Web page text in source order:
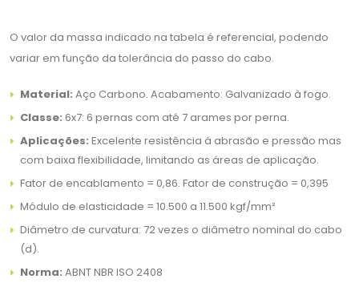
O valor da massa indicado na tabela é referencial, podendo
variar em função da tolerância do passo do cabo.
Material: Aço Carbono. Acabamento: Galvanizado à fogo.
Classe: 6x7: 6 pernas com até 7 arames por perna.
Aplicações: Excelente resistência á abrasão e pressão mas
com baixa flexibilidade, limitando as áreas de aplicação.
Fator de encablamento = 0,86. Fator de construção = 0,395
Módulo de elasticidade = 10.500 a 11.500 kgf/mm²
Diâmetro de curvatura: 72 vezes o diâmetro nominal do cabo
(d).
Norma: ABNT NBR ISO 2408